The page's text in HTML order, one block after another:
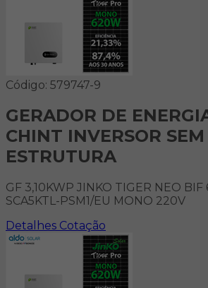
Código: 579747-9
GERADOR DE
CHINT INVERSOR SEM
ESTRUTURA
GF 3,10KWP JINKO TIGER NEO BIF
SCA5KTL-PSM1/EU MONO 220V
Detalhes Cotação